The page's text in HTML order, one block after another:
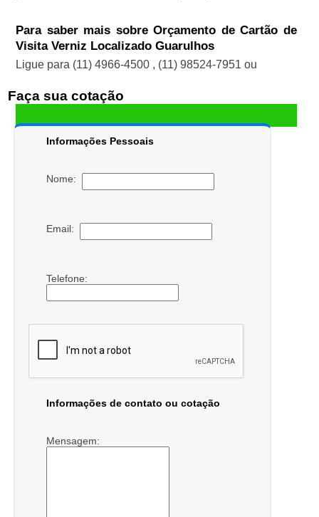
Para saber mais sobre Orçamento de Cartão de
Visita Verniz Localizado Guarulhos
Ligue para (11) 4966-4500 , (11) 98524-7951 ou
Faça sua cotação
Informações Pessoais
Nome:
Email:
Telefone:
Informações de contato ou cotação
Mensagem: